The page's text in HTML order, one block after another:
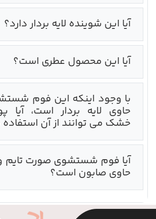
آیا این شوینده لایه بردار دارد؟
آیا این محصول عطری است؟
با وجود اینکه این فوم
حاوی لایه بردار است،
خشک می توانند از آن استفاده
آیا فوم شستشوی صورت تایم
حاوی صابون است؟